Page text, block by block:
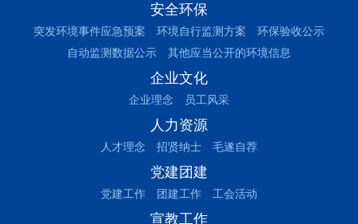
安全环保
突发环境事件应急预案 环境自行监测方案
环保验收公示
自动监测数据公示
其他应当公开的环境信息
企业文化
企业理念 员工风采
人力资源
人才理念 招贤纳士 毛遂自荐
党建团建
党建工作 团建工作 工会活动
宣教工作